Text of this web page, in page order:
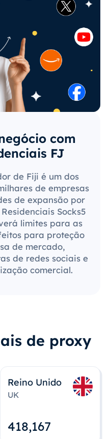
com
FJ
de Fiji é um dos
de empresas
de expansão por
Socks5
limites para as
para proteção
de mercado,
de redes sociais e
comercial.
de proxy
Reino Unido
UK
418,167